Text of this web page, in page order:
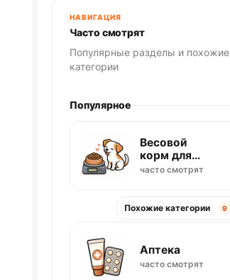
НАВИГАЦИЯ
Часто смотрят
Популярные разделы и похожие
категории
Популярное
Весовой
корм для
собак
часто смотрят
Похожие категории 9
Аптека
часто смотрят